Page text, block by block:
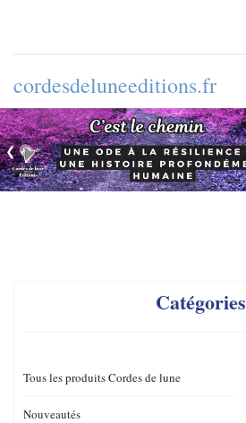
cordesdeluneeditions.fr
❮
Catégories
Tous les produits Cordes de lune
Nouveautés